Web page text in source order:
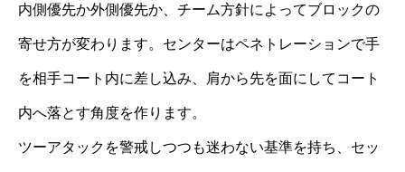
内側優先か外側優先か、チーム方針によってブロックの
寄せ方が変わります。センターはペネトレーションで手
を相手コート内に差し込み、肩から先を面にしてコート
内へ落とす角度を作ります。
ツーアタックを警戒しつつも迷わない基準を持ち、セッ